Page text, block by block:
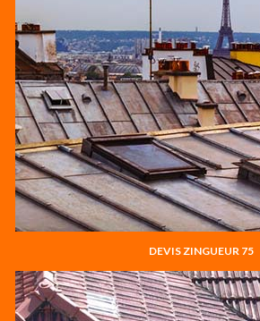
DEVIS ZINGUEUR 75